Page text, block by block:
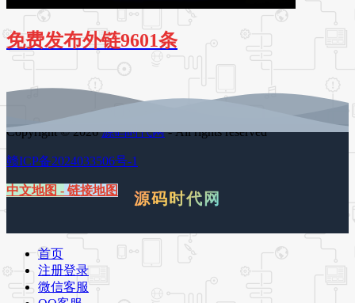
免费发布外链9601条
Copyright © 2026源码时代网- All rights reserved
赣ICP备2024033506号-1
中文地图 - 链接地图 源码时代网
首页
注册登录
微信客服